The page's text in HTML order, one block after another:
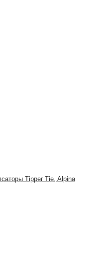
Tipper Tie, Alpina